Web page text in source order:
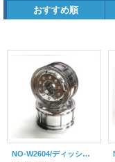
おすすめ順
NO-W2604/ディッシュホイール(シルバーメッキ/2個入）（26mm幅/オフセット4mm）